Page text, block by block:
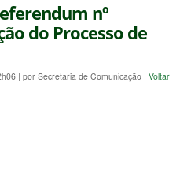
nº
do Processo de
| por Secretaria de Comunicação | Voltar